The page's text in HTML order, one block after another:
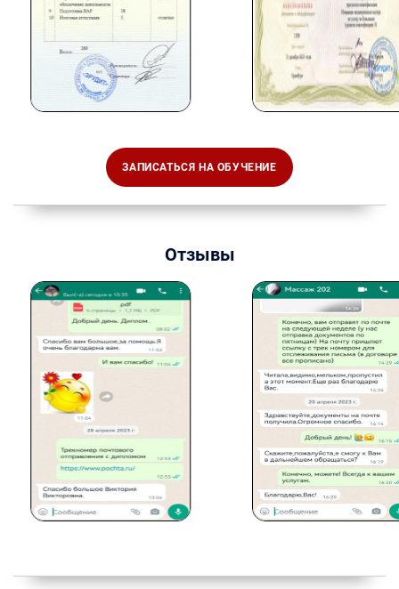
ЗАПИСАТЬСЯ НА ОБУЧЕНИЕ
Отзывы